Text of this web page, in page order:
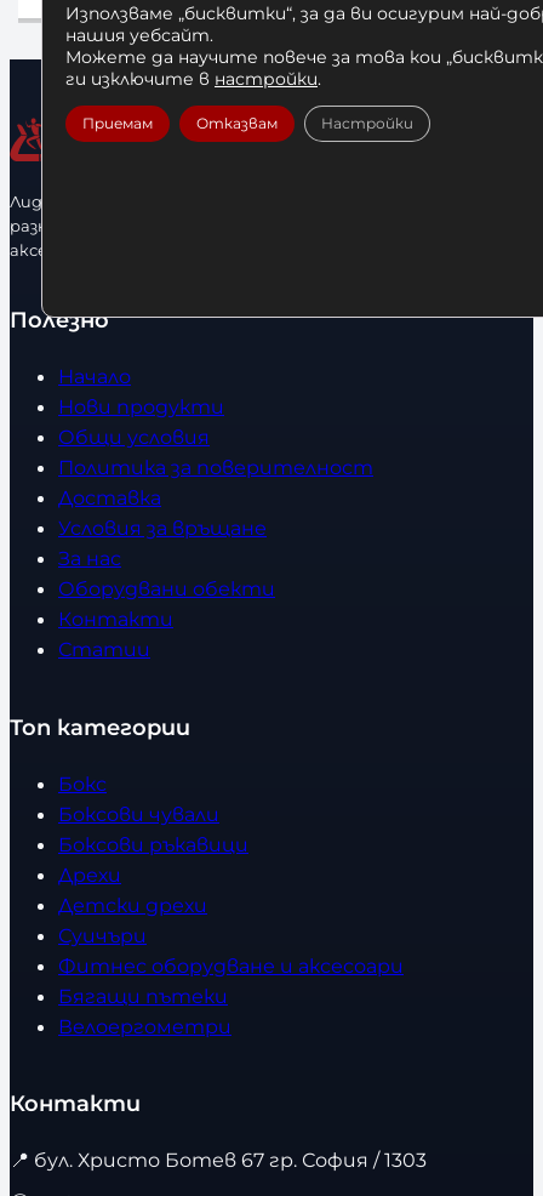
Лидерфитнес е водещ вносител и представител на голямо
разнообразие от бойна екипировка, фитнес уреди и
аксесоари.
Полезно
Начало
Нови продукти
Общи условия
Политика за поверителност
Доставка
Условия за връщане
За нас
Оборудвани обекти
Контакти
Статии
Топ категории
Бокс
Боксови чували
Боксови ръкавици
Дрехи
Детски дрехи
Суичъри
Фитнес оборудване и аксесоари
Бягащи пътеки
Велоергометри
Контакти
📍 бул. Христо Ботев 67 гр. София / 1303
Използваме „бисквитки“, за да ви осигурим най-
нашия уебсайт.
Можете да научите повече за това кои
ги изключите в настройки.
Приемам Отказвам Настройки